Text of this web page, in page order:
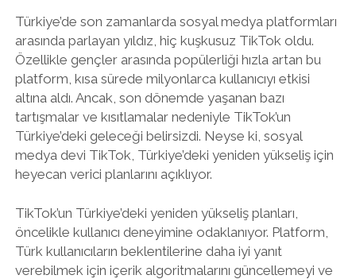
Türkiye’de son zamanlarda sosyal medya platformları
arasında parlayan yıldız, hiç kuşkusuz TikTok oldu.
Özellikle gençler arasında popülerliği hızla artan bu
platform, kısa sürede milyonlarca kullanıcıyı etkisi
altına aldı. Ancak, son dönemde yaşanan bazı
tartışmalar ve kısıtlamalar nedeniyle TikTok’un
Türkiye’deki geleceği belirsizdi. Neyse ki, sosyal
medya devi TikTok, Türkiye’deki yeniden yükseliş için
heyecan verici planlarını açıklıyor.
TikTok’un Türkiye’deki yeniden yükseliş planları,
öncelikle kullanıcı deneyimine odaklanıyor. Platform,
Türk kullanıcıların beklentilerine daha iyi yanıt
verebilmek için içerik algoritmalarını güncellemeyi ve